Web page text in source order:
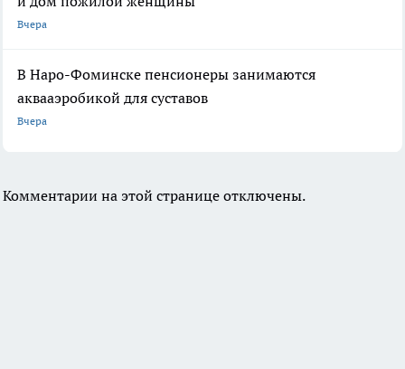
Вчера
В Наро-Фоминске пенсионеры занимаются
аквааэробикой для суставов
Вчера
Комментарии на этой странице отключены.